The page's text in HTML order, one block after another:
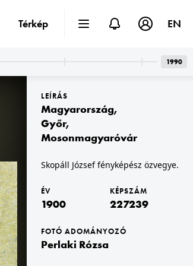
LEÍRÁS
Magyarország,
Győr,
Mosonmagyaróvár
Skopáll József fényképész özvegye.
ÉV
1900
KÉPSZÁM
227239
FOTÓ ADOMÁNYOZÓ
Perlaki Rózsa
Térkép EN
1990